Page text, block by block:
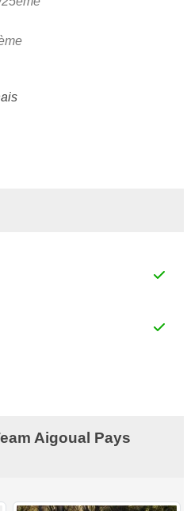
Aigoual Pays